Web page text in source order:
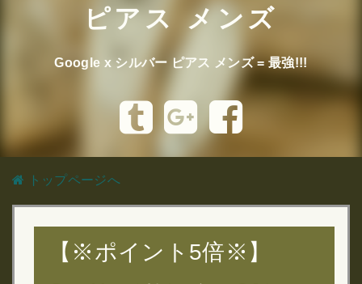
ピアス メンズ
Google x シルバー ピアス メンズ = 最強!!!
トップページへ
【※ポイント5倍※】